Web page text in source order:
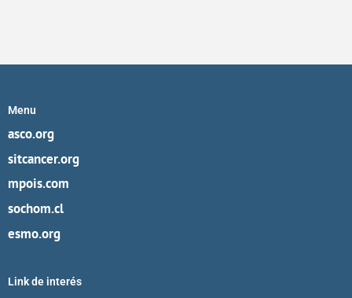
Menu
asco.org
sitcancer.org
mpois.com
sochom.cl
esmo.org
Link de interés